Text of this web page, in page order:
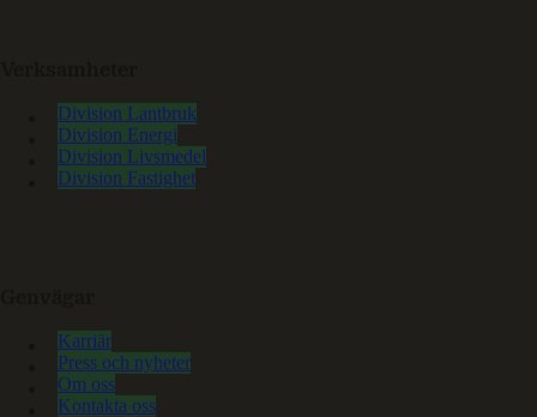
Division Lantbruk
Division Energi
Division Livsmedel
Division Fastighet
Karriär
Press och nyheter
Om oss
Kontakta oss